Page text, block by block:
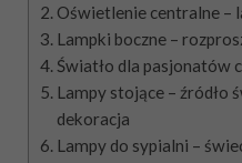
Oświetlenie centralne –
Lampki boczne –
Światło dla pasjonatów
Lampy stojące – źródło
dekoracja
Lampy do sypialni –